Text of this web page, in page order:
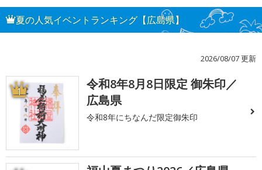
夏の人気イベントランキング【広島県】
2026/08/07 更新
1
令和8年8月8日限定 御朱印／
広島県
令和8年にちなんだ限定御朱印